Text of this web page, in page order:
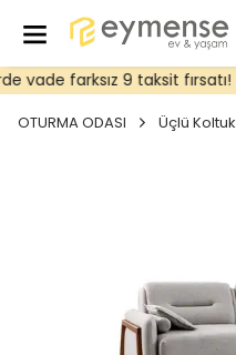
vade farksız 9 taksit fırsatı!
OTURMA ODASI Üçlü Koltuk